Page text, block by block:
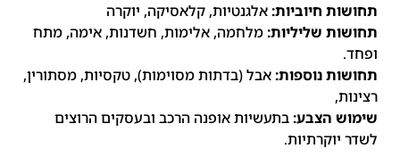
תחושות חיוביות:אלגנטיות, קלאסיקה, יוקרה
תחושות שליליות:מלחמה, אלימות, חשדנות, אימה, מתח
ופחד.
תחושות נוספות:אבל (בדתות מסוימות), טקסיות, מסתורין,
רצינות,
שימוש הצבע:בתעשיות אופנה הרכב ובעסקים הרוצים
לשדר יוקרתיות.